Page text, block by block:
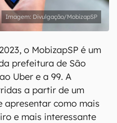
Divulgação/MobizapSP
o MobizapSP é um
prefeitura de São
Uber e a 99. A
a partir de um
apresentar como mais
e mais interessante